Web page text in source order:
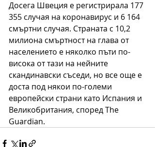
Досега Швеция е регистрирала 177
355 случая на коронавирус и 6 164
смъртни случая. Страната с 10,2
милиона смъртност на глава от
населението е няколко пъти по-
висока от тази на нейните
скандинавски съседи, но все още е
доста под някои по-големи
европейски страни като Испания и
Великобритания, според The ​​
Guardian.